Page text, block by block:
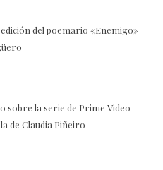
del poemario «Enemigo»
sobre la serie de Prime Video
de Claudia Piñeiro